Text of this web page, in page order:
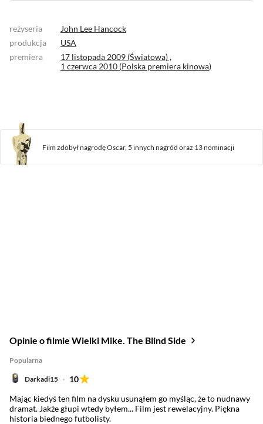
reżyseria
John Lee Hancock
produkcja
USA
premiera
17 listopada 2009 (Światowa) ,
1 czerwca 2010 (Polska premiera kinowa)
Film zdobyłnagrodęOscar, 5 innych nagród oraz 13 nominacji
Opinie o filmie Wielki Mike. The Blind Side
Popularna
Darkadi15
10
Mając kiedyś ten film na dysku usunąłem go myśląc, że to nudnawy
dramat. Jakże głupi wtedy byłem... Film jest rewelacyjny. Piękna
historia biednego futbolisty.